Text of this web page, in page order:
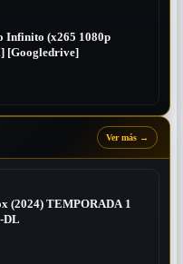
Infinito (x265 1080p
[Googledrive]
Ver más →
(2024) TEMPORADA 1
DL